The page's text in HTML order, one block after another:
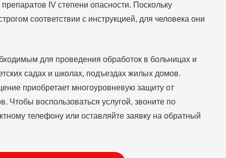
IV степени опасности. Поскольку
соответствии с инструкцией, для человека они
для проведения обработок в больницах и
садах и школах, подъездах жилых домов.
приобретает многоуровневую защиту от
Чтобы воспользоваться услугой, звоните по
телефону или оставляйте заявку на обратный